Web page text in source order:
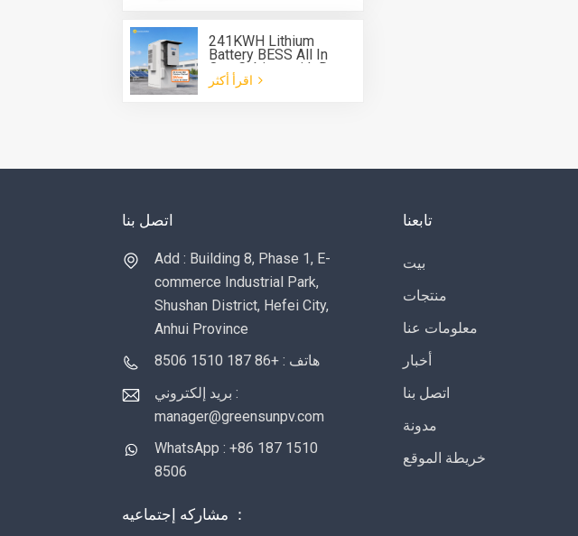
241KWH Lithium
Battery BESS All In
One Cabinet with Deye
three phase Hybrid
اتصل بنا
Add : Building 8, Phase 1, E-
commerce Industrial Park,
Shushan District, Hefei City,
Anhui Province
هاتف : +86 187 1510 8506
بريد إلكتروني :
manager@greensunpv.com
WhatsApp : +86 187 1510
8506
مشاركه إجتماعيه ：
تابعنا
بيت
منتجات
معلومات عنا
أخبار
اتصل بنا
مدونة
خريطة الموقع